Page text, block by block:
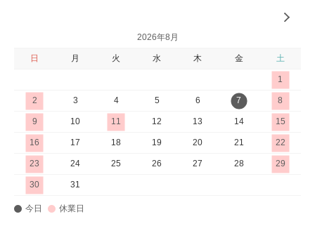
2026年8月
日 月 火 水 木 金 土
1
2 3 4 5 6 7 8
9 10 11 12 13 14 15
16 17 18 19 20 21 22
23 24 25 26 27 28 29
30 31
今日 休業日